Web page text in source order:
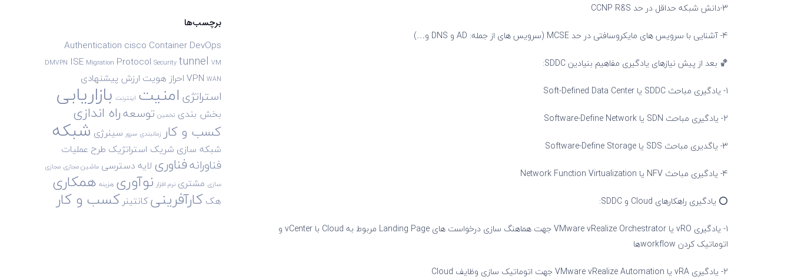
3-دانش شبکه حداقل در حد CCNP R&S
4- آشنایی با سرویس های مایکروسافتی در حد MCSE (سرویس های از جمله: AD و DNS و…)
🏀 بعد از پیش نیازهای یادگیری مفاهیم بنیادین SDDC:
1- یادگیری مباحث SDDC یا Soft-Defined Data Center
2- یادگیری مباحث SDN یا Software-Define Network
3- یاگدیری مباحث SDS یا Software-Define Storage
4- یادگیری مباحث NFV یا Network Function Virtualization
⭕️ یادگیری راهکارهای Cloud و SDDC:
1- یادگیری vRO یا VMware vRealize Orchestrator جهت هماهنگ سازی درخواست های Landing Page مربوط به Cloud با vCenter و
اتوماتیک کردن workflowها
2- یادگیری vRA یا VMware vRealize Automation جهت اتوماتیک سازی وظایف Cloud
برچسب‌ها
Authentication cisco ContainerDevOps
DMVPN ISE Migration Protocol Security tunnel VM
VPN WAN احراز هویت ارزش پیشنهادی
استراتژی امنیت اینترنت بازاریابی
بخش بندی تخمین توسعهراه اندازی
کسب و کار زمانبندی سرور سینرژی شبکه
شبکه سازی شریک استراتژیک طرح عملیات
فناورانهفناوری لایه دسترسی ماشین مجازی مجازی
سازی مشتری نرم افزار نوآوری هزینه همکاری
هککارآفرینیکانتینر کسب و کار